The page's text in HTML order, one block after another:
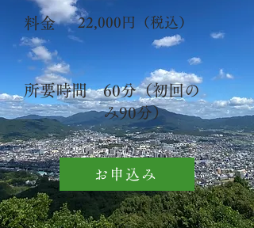
料金 22,000円（税込）
所要時間
60分（初回の
み90分）
お申込み